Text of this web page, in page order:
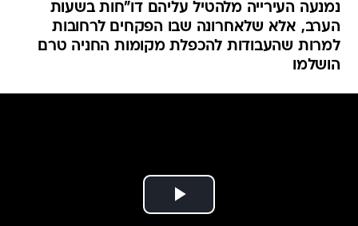
נמנעה העירייה מלהטיל עליהם דו"חות בשעות
הערב, אלא שלאחרונה שבו הפקחים לרחובות
למרות שהעבודות להכפלת מקומות החניה טרם
הושלמו